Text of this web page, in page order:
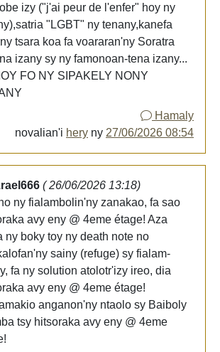
izy ("j'ai peur de l'enfer" hoy ny
"LGBT" ny tenany,kanefa
tsara koa fa voararan'ny Soratra
izany sy ny famonoan-tena izany...
FO NY SIPAKELY NONY
Hamaly
novalian'i hery ny 27/06/2026 08:54
( 26/06/2026 13:18)
ny fialambolin'ny zanakao, fa sao
avy eny @ 4eme étage! Aza
ny boky toy ny death note no
sainy (refuge) sy fialam-
fa ny solution atolotr'izy ireo, dia
avy eny @ 4eme étage!
anganon'ny ntaolo sy Baiboly
tsy hitsoraka avy eny @ 4eme